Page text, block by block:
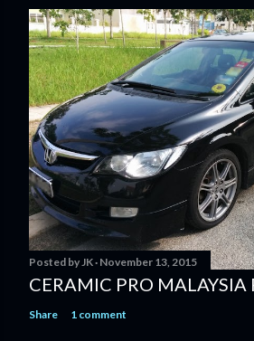
Posted byJK November 13, 2015
CERAMIC PRO MALAYSIA
Share 1 comment